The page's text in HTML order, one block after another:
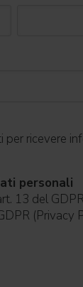
ricevere
personali
13 del
(Privacy